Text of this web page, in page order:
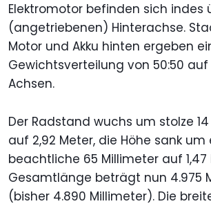
Elektromotor befinden sich indes
(angetriebenen) Hinterachse.
Motor und Akku hinten ergeben
Gewichtsverteilung von 50:50
Achsen.
Der Radstand wuchs um stolze
auf 2,92 Meter, die Höhe sank um
beachtliche 65 Millimeter auf 1,47
Gesamtlänge beträgt nun 4.975
(bisher 4.890 Millimeter). Die